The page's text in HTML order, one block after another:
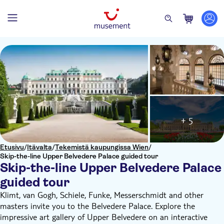
Etusivu/Itävalta/Tekemistä kaupungissa Wien/
Skip-the-line Upper Belvedere Palace guided tour
Skip-the-line Upper Belvedere Palace
guided tour
+ 5
Klimt, van Gogh, Schiele, Funke, Messerschmidt and other
masters invite you to the Belvedere Palace. Explore the
impressive art gallery of Upper Belvedere on an interactive